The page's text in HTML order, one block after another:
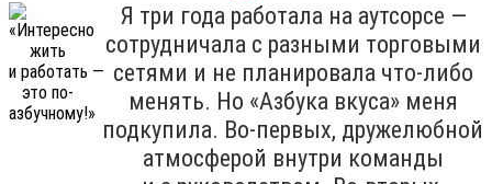
Я три года работала на аутсорсе —
сотрудничала с разными торговыми
сетями и не планировала что-либо
менять. Но «Азбука вкуса» меня
подкупила. Во-первых, дружелюбной
атмосферой внутри команды